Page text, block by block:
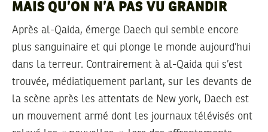
MAIS QU’ON N’A PAS VU GRANDIR
Après al-Qaida, émerge Daech qui semble encore
plus sanguinaire et qui plonge le monde aujourd’hui
dans la terreur. Contrairement à al-Qaida qui s’est
trouvée, médiatiquement parlant, sur les devants de
la scène après les attentats de New york, Daech est
un mouvement armé dont les journaux télévisés ont